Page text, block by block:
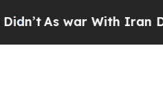
As war With Iran Drove